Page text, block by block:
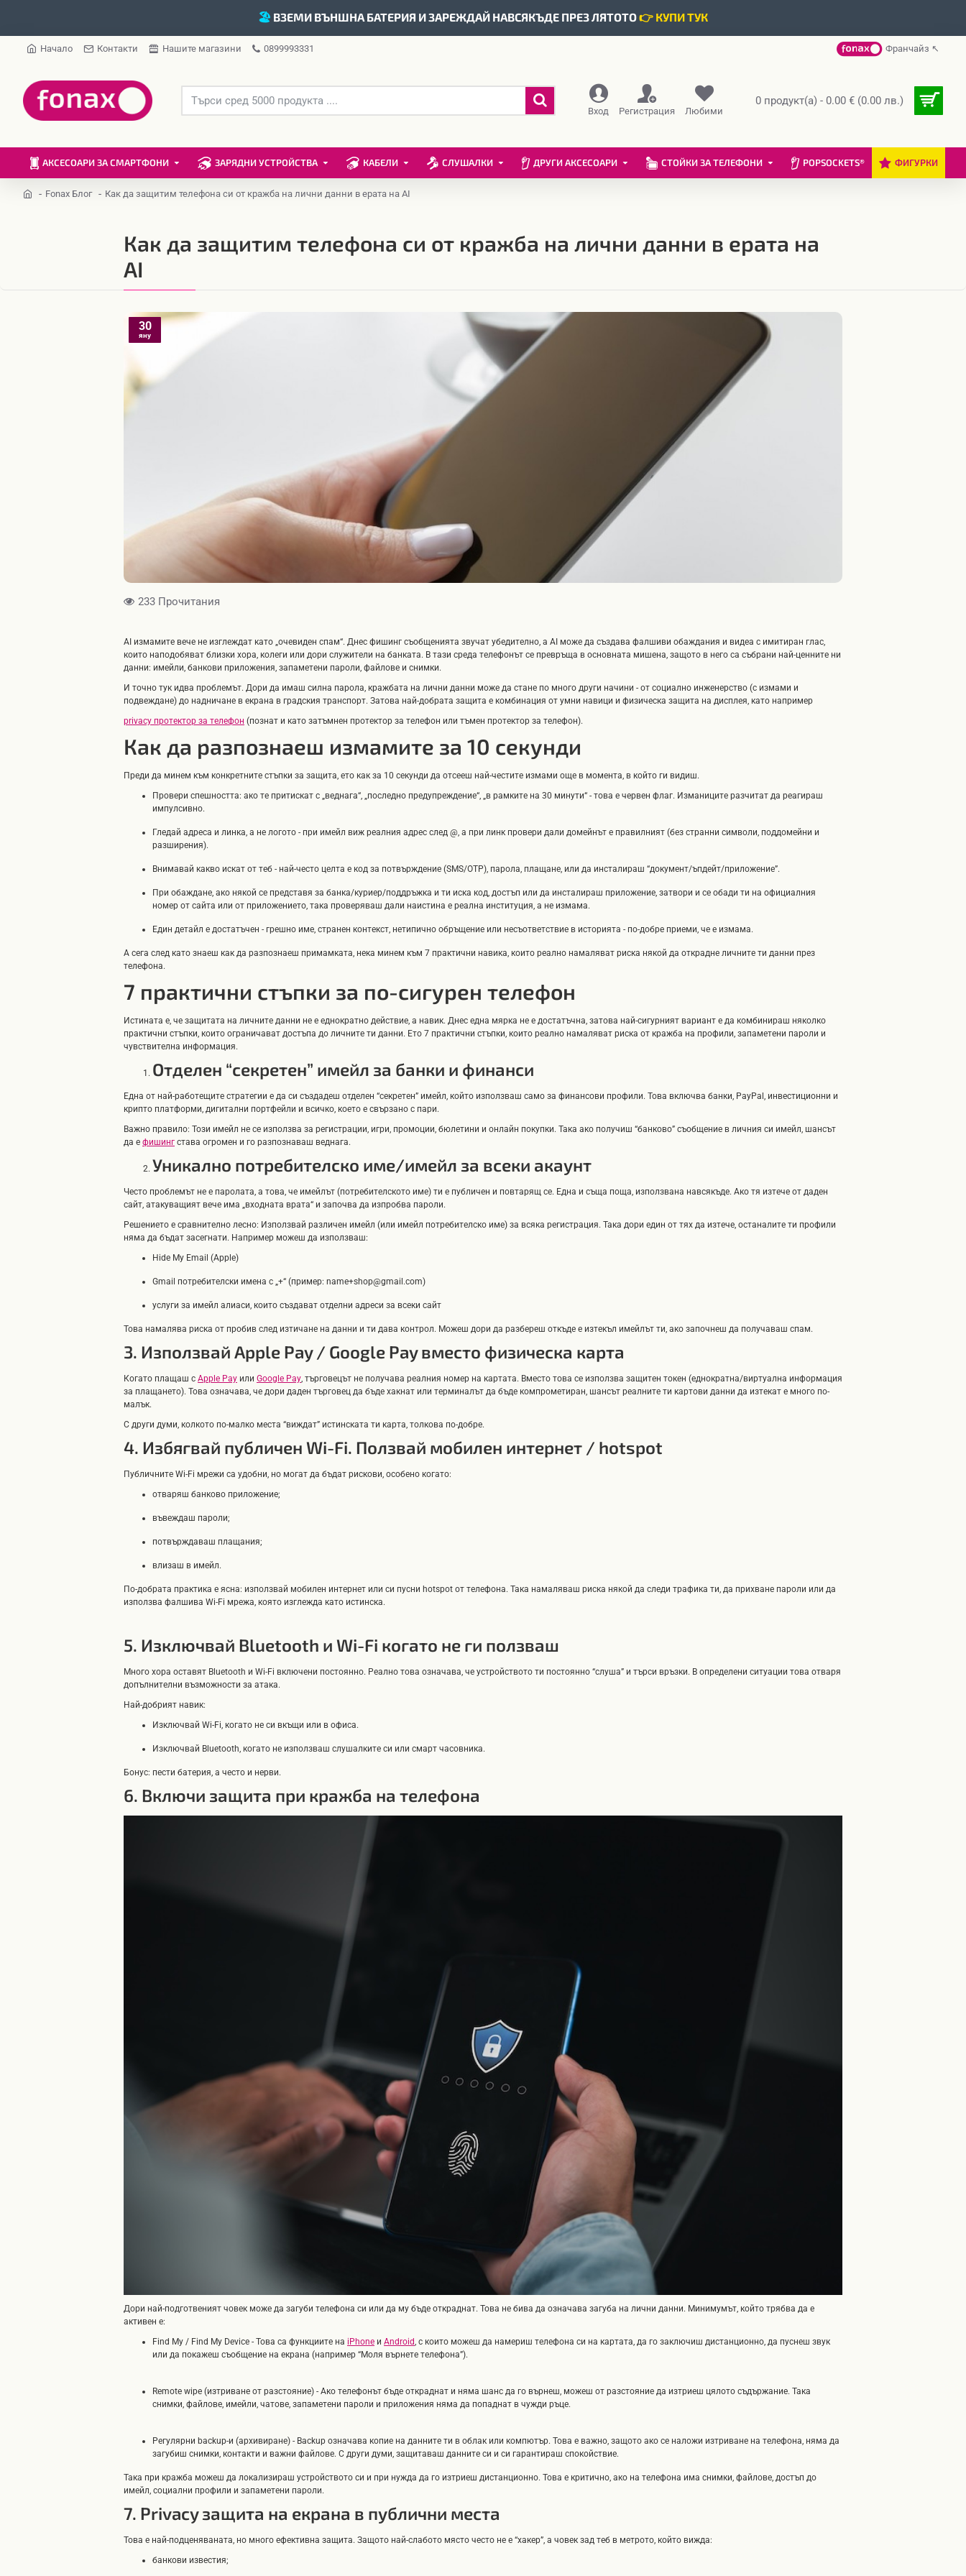
🏖️ ВЗЕМИ ВЪНШНА БАТЕРИЯ И ЗАРЕЖДАЙ НАВСЯКЪДЕ ПРЕЗ ЛЯТОТО👉 КУПИ ТУК
Начало Контакти Нашите магазини 0899993331 Франчайз ↖
Вход Регистрация Любими
0 продукт(а) - 0.00 € (0.00 лв.)
АКСЕСОАРИ ЗА СМАРТФОНИ ЗАРЯДНИ УСТРОЙСТВА КАБЕЛИ СЛУШАЛКИ ДРУГИ АКСЕСОАРИ СТОЙКИ ЗА ТЕЛЕФОНИ POPSOCKETS® ФИГУРКИ
Fonax Блог Как да защитим телефона си от кражба на лични данни в ерата на AI
Как да защитим телефона си от кражба на лични данни в ерата на
AI
30
яну
233 Прочитания
AI измамите вече не изглеждат като „очевиден спам“. Днес фишинг съобщенията звучат убедително, а AI може да създава фалшиви обаждания и видеа с имитиран глас,
които наподобяват близки хора, колеги или дори служители на банката. В тази среда телефонът се превръща в основната мишена, защото в него са събрани най-ценните ни
данни: имейли, банкови приложения, запаметени пароли, файлове и снимки.
И точно тук идва проблемът. Дори да имаш силна парола, кражбата на лични данни може да стане по много други начини - от социално инженерство (с измами и
подвеждане) до надничане в екрана в градския транспорт. Затова най-добрата защита е комбинация от умни навици и физическа защита на дисплея, като например
privacy протектор за телефон (познат и като затъмнен протектор за телефон или тъмен протектор за телефон).
Как да разпознаеш измамите за 10 секунди
Преди да минем към конкретните стъпки за защита, ето как за 10 секунди да отсееш най-честите измами още в момента, в който ги видиш.
Провери спешността: ако те притискат с „веднага“, „последно предупреждение“, „в рамките на 30 минути“ - това е червен флаг. Изманиците разчитат да реагираш
импулсивно.
Гледай адреса и линка, а не логото - при имейл виж реалния адрес след @, а при линк провери дали домейнът е правилният (без странни символи, поддомейни и
разширения).
Внимавай какво искат от теб - най-често целта е код за потвърждение (SMS/OTP), парола, плащане, или да инсталираш “документ/ъпдейт/приложение”.
При обаждане, ако някой се представя за банка/куриер/поддръжка и ти иска код, достъп или да инсталираш приложение, затвори и се обади ти на официалния
номер от сайта или от приложението, така проверяваш дали наистина е реална институция, а не измама.
Един детайл е достатъчен - грешно име, странен контекст, нетипично обръщение или несъответствие в историята - по-добре приеми, че е измама.
А сега след като знаеш как да разпознаеш примамката, нека минем към 7 практични навика, които реално намаляват риска някой да открадне личните ти данни през
телефона.
7 практични стъпки за по-сигурен телефон
Истината е, че защитата на личните данни не е еднократно действие, а навик. Днес една мярка не е достатъчна, затова най-сигурният вариант е да комбинираш няколко
практични стъпки, които ограничават достъпа до личните ти данни. Ето 7 практични стъпки, които реално намаляват риска от кражба на профили, запаметени пароли и
чувствителна информация.
Отделен “секретен” имейл за банки и финанси
Една от най-работещите стратегии е да си създадеш отделен “секретен” имейл, който използваш само за финансови профили. Това включва банки, PayPal, инвестиционни и
крипто платформи, дигитални портфейли и всичко, което е свързано с пари.
Важно правило: Този имейл не се използва за регистрации, игри, промоции, бюлетини и онлайн покупки. Така ако получиш “банково” съобщение в личния си имейл, шансът
да е фишинг става огромен и го разпознаваш веднага.
Уникално потребителско име/имейл за всеки акаунт
Често проблемът не е паролата, а това, че имейлът (потребителското име) ти е публичен и повтарящ се. Една и съща поща, използвана навсякъде. Ако тя изтече от даден
сайт, атакуващият вече има „входната врата“ и започва да изпробва пароли.
Решението е сравнително лесно: Използвай различен имейл (или имейл потребителско име) за всяка регистрация. Така дори един от тях да изтече, останалите ти профили
няма да бъдат засегнати. Например можеш да използваш:
Hide My Email (Apple)
Gmail потребителски имена с „+“ (пример: name+shop@gmail.com)
услуги за имейл алиаси, които създават отделни адреси за всеки сайт
Това намалява риска от пробив след изтичане на данни и ти дава контрол. Можеш дори да разбереш откъде е изтекъл имейлът ти, ако започнеш да получаваш спам.
3. Използвай Apple Pay / Google Pay вместо физическа карта
Когато плащаш с Apple Pay или Google Pay, търговецът не получава реалния номер на картата. Вместо това се използва защитен токен (еднократна/виртуална информация
за плащането). Това означава, че дори даден търговец да бъде хакнат или терминалът да бъде компрометиран, шансът реалните ти картови данни да изтекат е много по-
малък.
С други думи, колкото по-малко места “виждат” истинската ти карта, толкова по-добре.
4. Избягвай публичен Wi-Fi. Ползвай мобилен интернет / hotspot
Публичните Wi-Fi мрежи са удобни, но могат да бъдат рискови, особено когато:
отваряш банково приложение;
въвеждаш пароли;
потвърждаваш плащания;
влизаш в имейл.
По-добрата практика е ясна: използвай мобилен интернет или си пусни hotspot от телефона. Така намаляваш риска някой да следи трафика ти, да прихване пароли или да
използва фалшива Wi-Fi мрежа, която изглежда като истинска.
5. Изключвай Bluetooth и Wi-Fi когато не ги ползваш
Много хора оставят Bluetooth и Wi-Fi включени постоянно. Реално това означава, че устройството ти постоянно “слуша” и търси връзки. В определени ситуации това отваря
допълнителни възможности за атака.
Най-добрият навик:
Изключвай Wi-Fi, когато не си вкъщи или в офиса.
Изключвай Bluetooth, когато не използваш слушалките си или смарт часовника.
Бонус: пести батерия, а често и нерви.
6. Включи защита при кражба на телефона
Дори най-подготвеният човек може да загуби телефона си или да му бъде откраднат. Това не бива да означава загуба на лични данни. Минимумът, който трябва да е
активен е:
Find My / Find My Device - Това са функциите на iPhone и Android, с които можеш да намериш телефона си на картата, да го заключиш дистанционно, да пуснеш звук
или да покажеш съобщение на екрана (например “Моля върнете телефона”).
Remote wipe (изтриване от разстояние) - Ако телефонът бъде откраднат и няма шанс да го върнеш, можеш от разстояние да изтриеш цялото съдържание. Така
снимки, файлове, имейли, чатове, запаметени пароли и приложения няма да попаднат в чужди ръце.
Регулярни backup-и (архивиране) - Backup означава копие на данните ти в облак или компютър. Това е важно, защото ако се наложи изтриване на телефона, няма да
загубиш снимки, контакти и важни файлове. С други думи, защитаваш данните си и си гарантираш спокойствие.
Така при кражба можеш да локализираш устройството си и при нужда да го изтриеш дистанционно. Това е критично, ако на телефона има снимки, файлове, достъп до
имейл, социални профили и запаметени пароли.
7. Privacy защита на екрана в публични места
Това е най-подценяваната, но много ефективна защита. Защото най-слабото място често не е “хакер”, а човек зад теб в метрото, който вижда:
банкови известия;